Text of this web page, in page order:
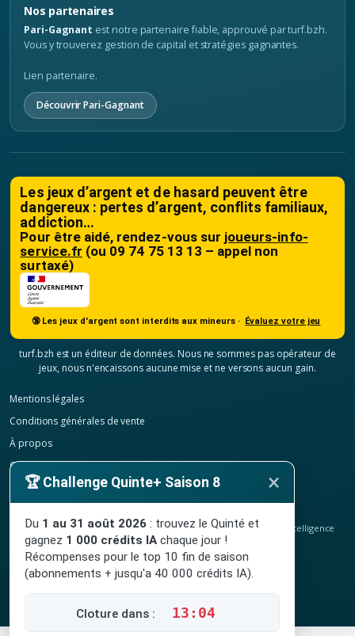
Nos partenaires
Pari-Gagnant est notre partenaire fiable, approuvé par turf.bzh.
Vous y trouverez gestion de capital et stratégies gagnantes.
Lien partenaire.
Découvrir Pari-Gagnant
Les jeux d’argent et de hasard peuvent être
dangereux : pertes d’argent, conflits familiaux,
addiction…
Pour être aidé, rendez-vous sur joueurs-info-
service.fr (ou 09 74 75 13 13 – appel non
surtaxé)
🔞 Les jeux d'argent sont interdits aux mineurs · Évaluez votre jeu
turf.bzh est un éditeur de données. Nous ne sommes pas opérateur de
jeux, nous n'encaissons aucune mise et ne versons aucun gain.
Mentions légales
Conditions générales de vente
À propos
Contact
Confidentialité
© 2020-2026 TURF.bzh , analyses hippiques, classement ELO et intelligence
artificielle.
Site indépendant, sans lien avec le PMU. Jeu interdit aux mineurs.
🏆 Challenge Quinte+ Saison 8 ×
Du 1 au 31 août 2026 : trouvez le Quinté et
gagnez 1 000 crédits IA chaque jour !
Récompenses pour le top 10 fin de saison
(abonnements + jusqu'a 40 000 crédits IA).
Cloture dans : 13:03